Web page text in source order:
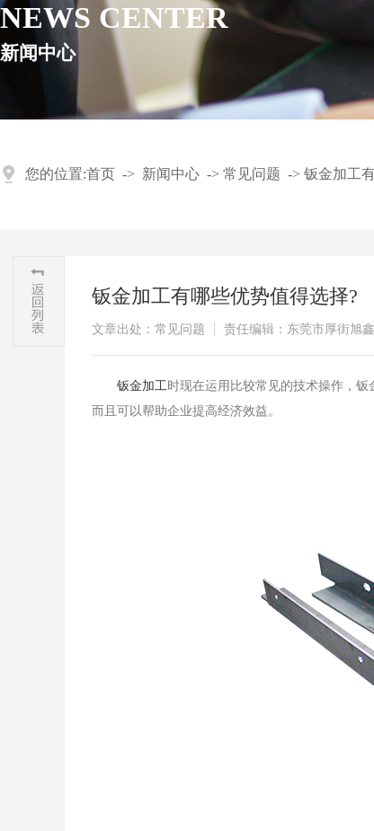
NEWS CENTER
新闻中心
您的位置:首页 -> 新闻中心 -> 常见问题 -> 钣金加工
钣金加工有哪些优势值得选择?
文章出处：常见问题 责任编辑：东莞市厚街旭
钣金加工时现在运用比较常见的技术操作，
而且可以帮助企业提高经济效益。